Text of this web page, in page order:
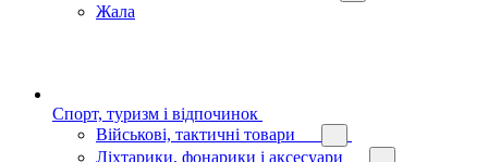
Жала
Спорт, туризм і відпочинок
Військові, тактичні товари
Ліхтарики, фонарики і аксесуари